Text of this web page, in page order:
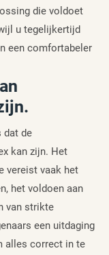
die voldoet
u tegelijkertijd
een comfortabeler
dat de
kan zijn. Het
vereist vaak het
het voldoen aan
van strikte
een uitdaging
alles correct in te